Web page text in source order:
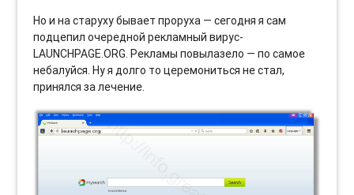
Но и на старуху бывает проруха — сегодня я сам
подцепил очередной рекламный вирус-
LAUNCHPAGE.ORG. Рекламы повылазело — по самое
небалуйся. Ну я долго то церемониться не стал,
принялся за лечение.